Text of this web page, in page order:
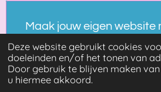
Deze website gebruikt cookies
doeleinden en/of het tonen van
Door gebruik te blijven maken
u hiermee akkoord.
Maak jouw eigen website